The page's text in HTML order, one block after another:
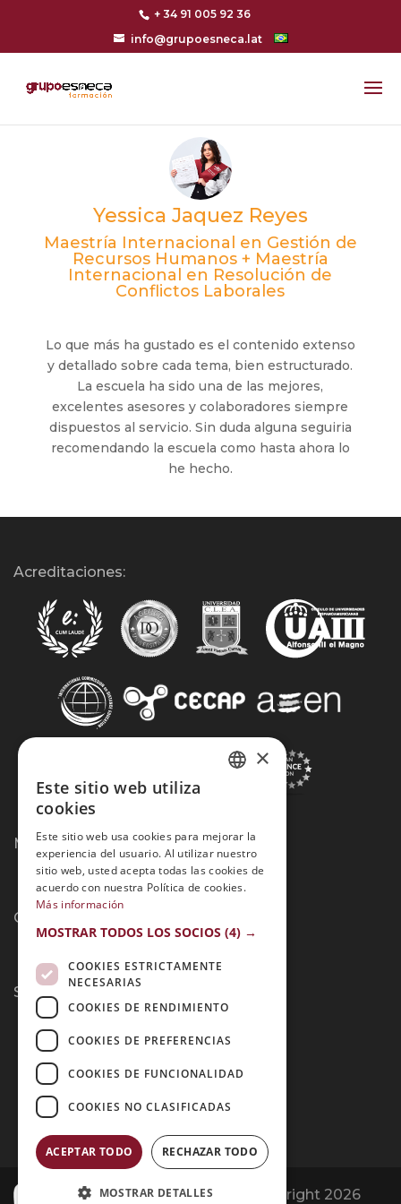
+ 34 91 005 92 36
info@grupoesneca.lat
Yessica Jaquez Reyes
Maestría Internacional en Gestión de
Recursos Humanos + Maestría
Internacional en Resolución de
Conflictos Laborales
Lo que más ha gustado es el contenido extenso
y detallado sobre cada tema, bien estructurado.
La escuela ha sido una de las mejores,
excelentes asesores y colaboradores siempre
dispuestos al servicio. Sin duda alguna seguiria
recomendando la escuela como hasta ahora lo
he hecho.
Acreditaciones:
Métodos de Pago:
Contacto:
Síguenos:
Opiniones Grupo Esneca | Copyright 2026
×
Este sitio web utiliza
cookies
Este sitio web usa cookies para mejorar la
experiencia del usuario. Al utilizar nuestro
sitio web, usted acepta todas las cookies de
acuerdo con nuestra Política de cookies.
Más información
MOSTRAR TODOS LOS SOCIOS (4) →
COOKIES ESTRICTAMENTE
NECESARIAS
COOKIES DE RENDIMIENTO
COOKIES DE PREFERENCIAS
COOKIES DE FUNCIONALIDAD
COOKIES NO CLASIFICADAS
ACEPTAR TODO RECHAZAR TODO
MOSTRAR DETALLES